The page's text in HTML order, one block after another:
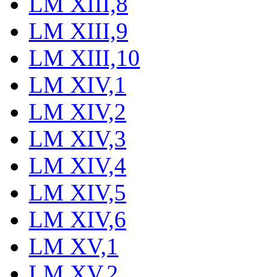
LM XIII,9
LM XIII,10
LM XIV,1
LM XIV,2
LM XIV,3
LM XIV,4
LM XIV,5
LM XIV,6
LM XV,1